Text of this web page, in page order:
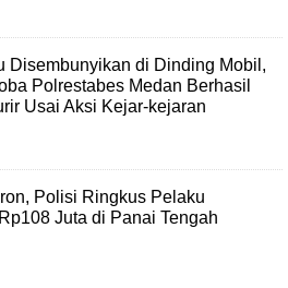
Disembunyikan di Dinding Mobil,
Polrestabes Medan Berhasil
Usai Aksi Kejar-kejaran
Polisi Ringkus Pelaku
Juta di Panai Tengah